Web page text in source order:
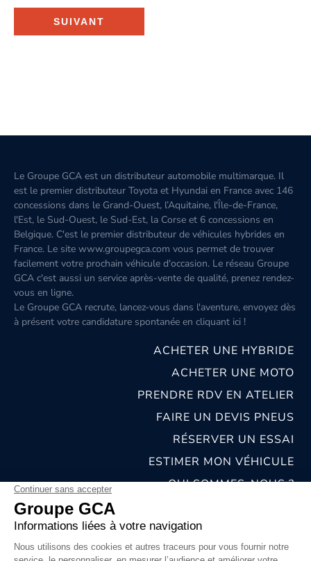
SUIVANT
Le Groupe GCA est un distributeur automobile multimarque. Il
est le premier distributeur Toyota et Hyundai en France avec 146
concessions dans le Grand-Ouest, l’Aquitaine, l'Île-de-France,
l'Est, le Sud-Ouest, le Sud-Est, la Corse et 6 concessions en
Belgique. C'est le premier distributeur de véhicules hybrides en
France. Le site www.groupegca.com vous permet de trouver
facilement votre prochain véhicule d'occasion. Le réseau Groupe
GCA c'est aussi un service après-vente de qualité, prenez rendez-
vous en ligne.
Le Groupe GCA recrute, lancez-vous dans l'aventure, envoyez dès
à présent votre candidature spontanée en cliquant ici !
ACHETER UNE HYBRIDE
ACHETER UNE MOTO
PRENDRE RDV EN ATELIER
FAIRE UN DEVIS PNEUS
RÉSERVER UN ESSAI
ESTIMER MON VÉHICULE
QUI SOMMES-NOUS ?
NOS CONCESSIONS & CARROSSERIES
MENTIONS LÉGALES